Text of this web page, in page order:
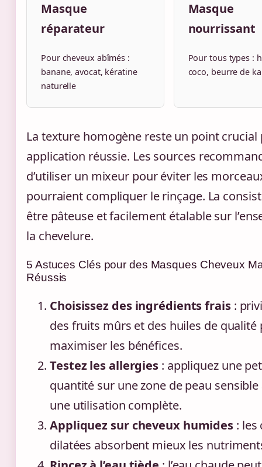
Masque
réparateur
Pour cheveux abîmés :
banane, avocat, kératine
naturelle
Masque
nourrissant
Pour tous types :
coco, beurre de
La texture homogène reste un point crucial
application réussie. Les sources
d’utiliser un mixeur pour éviter les
pourraient compliquer le rinçage. La
être pâteuse et facilement étalable sur
la chevelure.
5 Astuces Clés pour des Masques Cheveux
Réussis
Choisissez des ingrédients frais:
des fruits mûrs et des huiles de qualité
maximiser les bénéfices.
Testez les allergies : appliquez une
quantité sur une zone de peau sensible
une utilisation complète.
Appliquez sur cheveux humides : les
dilatées absorbent mieux les